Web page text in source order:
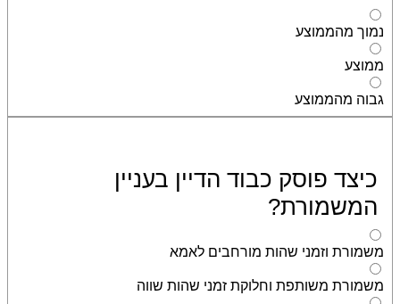
נמוך מהממוצע
ממוצע
גבוה מהממוצע
כיצד פוסק כבוד הדיין בעניין
המשמורת?
משמורת וזמני שהות מורחבים לאמא
משמורת משותפת וחלוקת זמני שהות שווה